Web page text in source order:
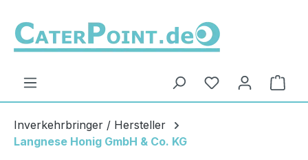
Du hast 0
Inverkehrbringer / Hersteller
Langnese Honig GmbH & Co. KG